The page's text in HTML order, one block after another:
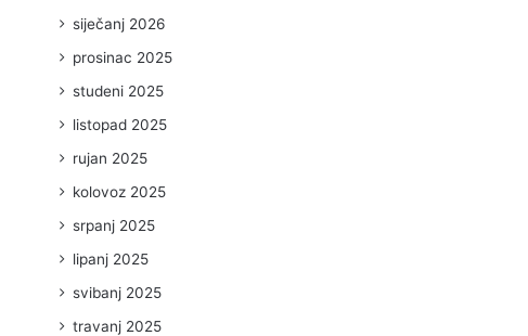
siječanj 2026
prosinac 2025
studeni 2025
listopad 2025
rujan 2025
kolovoz 2025
srpanj 2025
lipanj 2025
svibanj 2025
travanj 2025